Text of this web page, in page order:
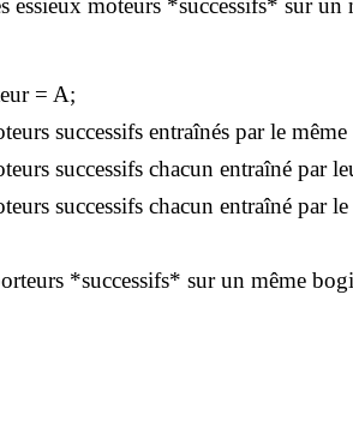
essieux moteurs *successifs* sur un
= A;
successifs entraînés par le
successifs chacun entraîné par
successifs chacun entraîné par
*successifs* sur un même